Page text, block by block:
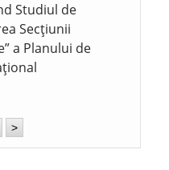
Studiul de
Secțiunii
a Planului de
>